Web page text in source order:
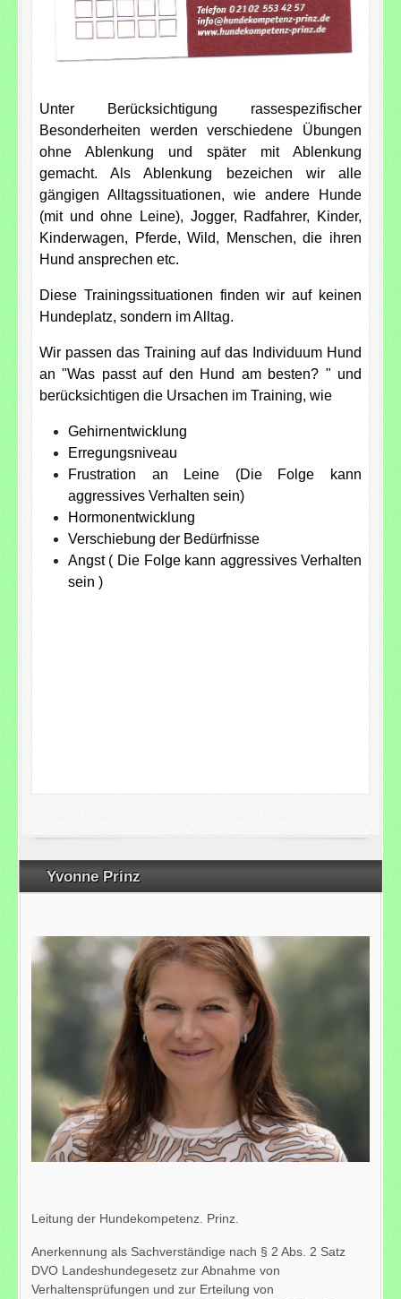
Yvonne Prinz
Leitung der Hundekompetenz. Prinz.
Anerkennung als Sachverständige nach § 2 Abs. 2 Satz
DVO Landeshundegesetz zur Abnahme von
Verhaltensprüfungen und zur Erteilung von
Unter Berücksichtigung rassespezifischer
Besonderheiten werden verschiedene Übungen
ohne Ablenkung und später mit Ablenkung
gemacht. Als Ablenkung bezeichen wir alle
gängigen Alltagssituationen, wie andere Hunde
(mit und ohne Leine), Jogger, Radfahrer, Kinder,
Kinderwagen, Pferde, Wild, Menschen, die ihren
Hund ansprechen etc.
Diese Trainingssituationen finden wir auf keinen
Hundeplatz, sondern im Alltag.
Wir passen das Training auf das Individuum Hund
an "Was passt auf den Hund am besten? " und
berücksichtigen die Ursachen im Training, wie
Gehirnentwicklung
Erregungsniveau
Frustration an Leine (Die Folge kann
aggressives Verhalten sein)
Hormonentwicklung
Verschiebung der Bedürfnisse
Angst ( Die Folge kann aggressives Verhalten
sein )